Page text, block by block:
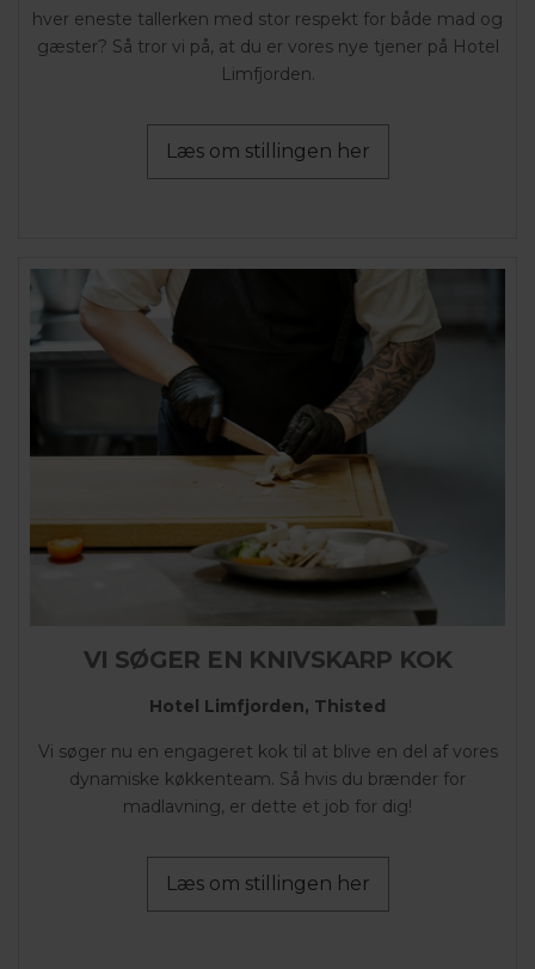
hver eneste tallerken med stor respekt for både mad og
gæster? Så tror vi på, at du er vores nye tjener på Hotel
Limfjorden.
Læs om stillingen her
VI SØGER EN KNIVSKARP KOK
Hotel Limfjorden, Thisted
Vi søger nu en engageret kok til at blive en del af vores
dynamiske køkkenteam. Så hvis du brænder for
madlavning, er dette et job for dig!
Læs om stillingen her